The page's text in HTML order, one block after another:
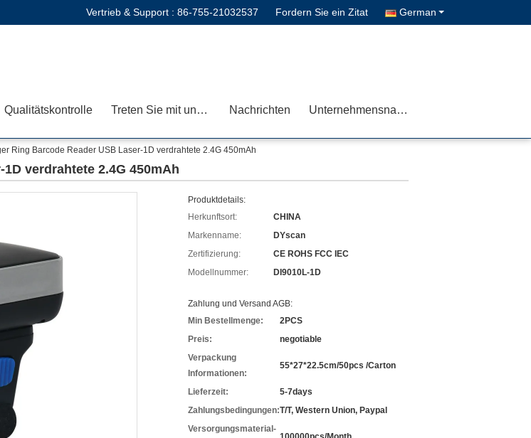
Vertrieb & Support : 86-755-21032537 Fordern Sie ein Zitat German
Qualitätskontrolle Treten Sie mit uns in Verbindung Nachrichten Unternehmensnachrichten
Ring Barcode Reader USB Laser-1D verdrahtete 2.4G 450mAh
verdrahtete 2.4G 450mAh
Produktdetails:
Herkunftsort:
CHINA
Markenname:
DYscan
Zertifizierung:
CE ROHS FCC IEC
Modellnummer:
DI9010L-1D
Zahlung und Versand AGB:
Min Bestellmenge:
2PCS
Preis:
negotiable
Verpackung
Informationen:
55*27*22.5cm/50pcs /Carton
Lieferzeit:
5-7days
Zahlungsbedingungen:T/T, Western Union, Paypal
Versorgungsmaterial-